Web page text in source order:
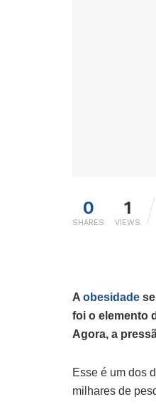
0
SHARES
1
VIEWS
A obesidade
foi o elemento
Agora, a
Esse é um dos
milhares de